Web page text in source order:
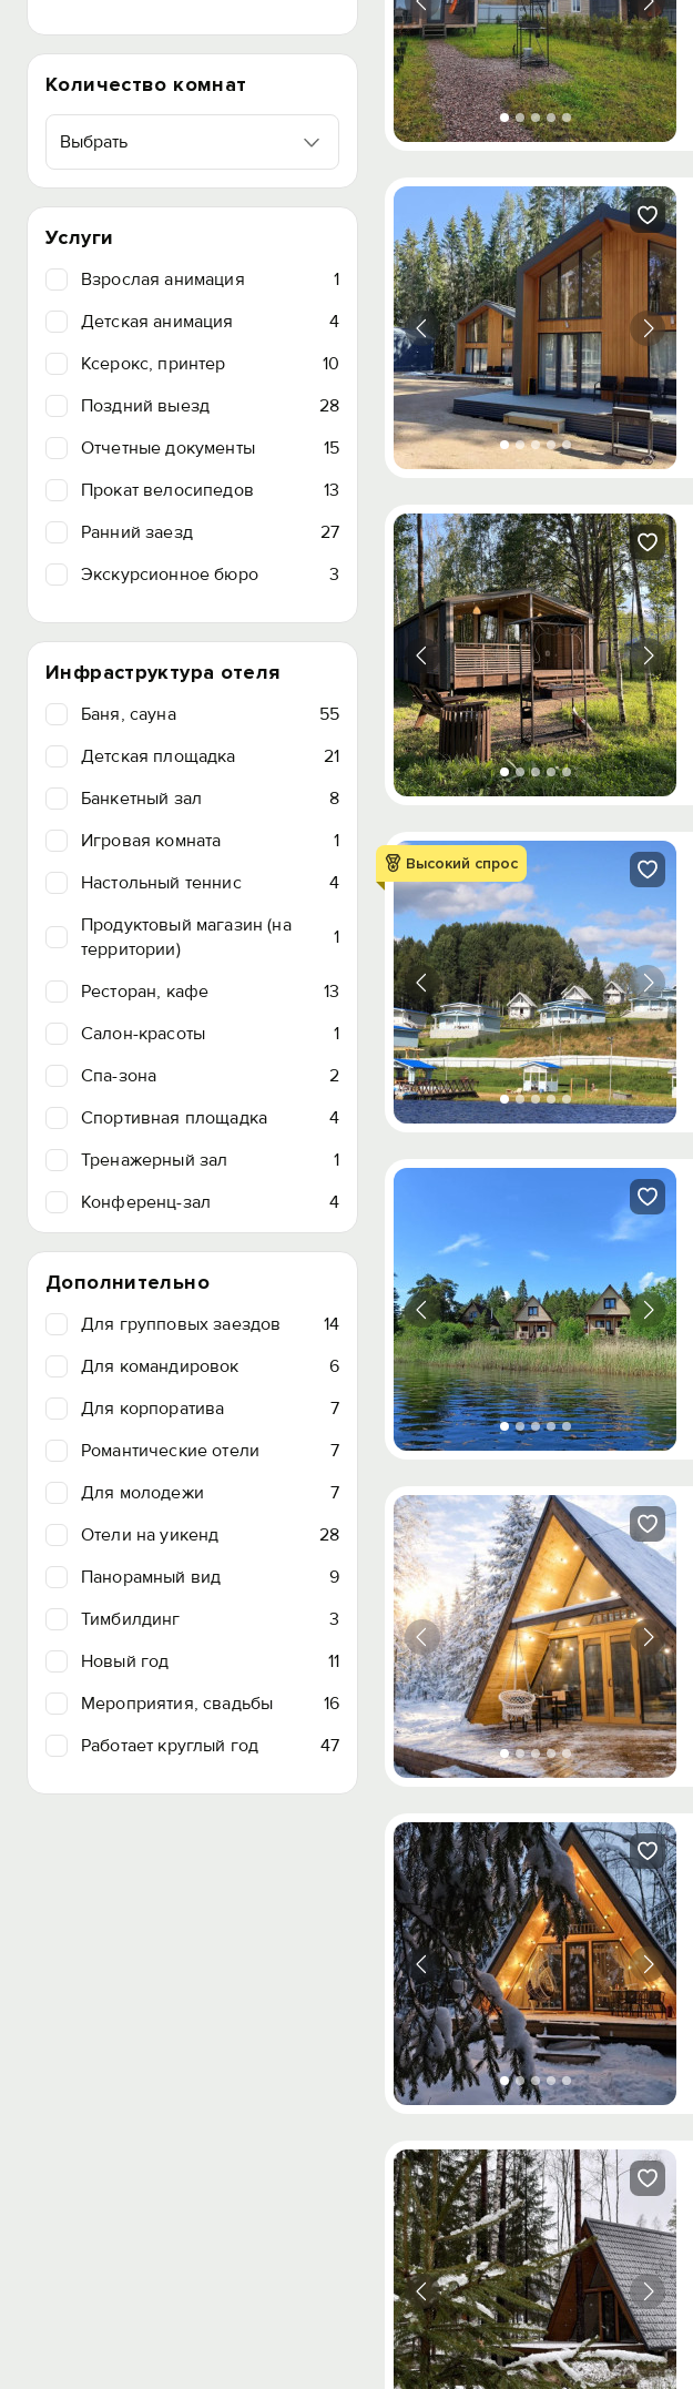
Количество комнат
Выбрать
Услуги
Взрослая анимация
1
Детская анимация
4
Ксерокс, принтер
10
Поздний выезд
28
Отчетные документы
15
Прокат велосипедов
13
Ранний заезд
27
Экскурсионное бюро
3
Инфраструктура отеля
Баня, сауна
55
Детская площадка
21
Банкетный зал
8
Игровая комната
1
Настольный теннис
4
Продуктовый магазин (на
территории)
1
Ресторан, кафе
13
Салон-красоты
1
Спа-зона
2
Спортивная площадка
4
Тренажерный зал
1
Конференц-зал
4
Дополнительно
Для групповых заездов
14
Для командировок
6
Для корпоратива
7
Романтические отели
7
Для молодежи
7
Отели на уикенд
28
Панорамный вид
9
Тимбилдинг
3
Новый год
11
Мероприятия, свадьбы
16
Работает круглый год
47
Высокий спрос